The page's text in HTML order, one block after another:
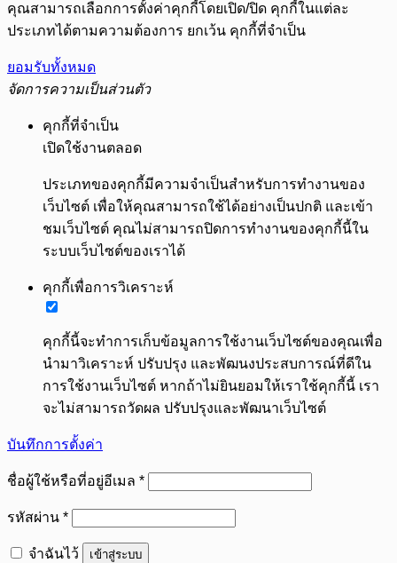
คุณสามารถเลือกการตั้งค่าคุกกี้โดยเปิด/ปิด คุกกี้ในแต่ละ
ประเภทได้ตามความต้องการ ยกเว้น คุกกี้ที่จำเป็น
ยอมรับทั้งหมด
จัดการความเป็นส่วนตัว
คุกกี้ที่จำเป็น
เปิดใช้งานตลอด
ประเภทของคุกกี้มีความจำเป็นสำหรับการทำงานของ
เว็บไซต์ เพื่อให้คุณสามารถใช้ได้อย่างเป็นปกติ และเข้า
ชมเว็บไซต์ คุณไม่สามารถปิดการทำงานของคุกกี้นี้ใน
ระบบเว็บไซต์ของเราได้
คุกกี้เพื่อการวิเคราะห์
คุกกี้นี้จะทำการเก็บข้อมูลการใช้งานเว็บไซต์ของคุณเพื่อ
นำมาวิเคราะห์ ปรับปรุง และพัฒนงประสบการณ์ที่ดีใน
การใช้งานเว็บไซต์ หากถ้าไม่ยินยอมให้เราใช้คุกกี้นี้ เรา
จะไม่สามารถวัดผล ปรับปรุงและพัฒนาเว็บไซต์
บันทึกการตั้งค่า
ชื่อผู้ใช้หรือที่อยู่อีเมล *ต้องการ
รหัสผ่าน *ต้องการ
จำฉันไว้ เข้าสู่ระบบ